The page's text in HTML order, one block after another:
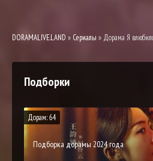
DORAMALIVE.LAND » Сериалы » Дорама Я
Подборки
Дорам: 64
Подборка дорамы 2024 года